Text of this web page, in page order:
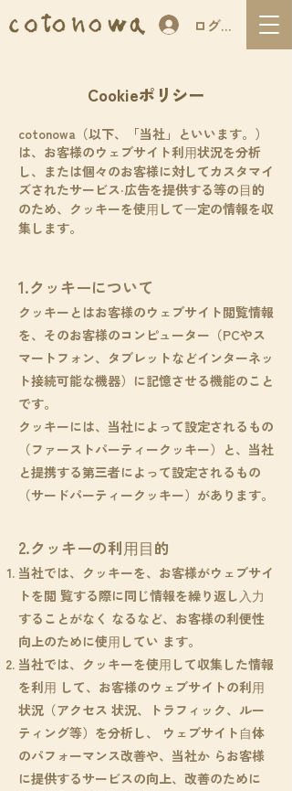
ログイン
Cookieポリシー
cotonowa（以下、「当社」といいます。）
は、お客様のウェブサイト利⽤状況を分析
し、または個々のお客様に対してカスタマイ
ズされたサービス‧広告を提供する等の⽬的
のため、クッキーを使⽤して⼀定の情報を収
集します。
1.クッキーについて
クッキーとはお客様のウェブサイト閲覧情報
を、そのお客様のコンピューター（PCやス
マートフォン、タブレットなどインターネッ
ト接続可能な機器）に記憶させる機能のこと
です。
クッキーには、当社によって設定されるもの
（ファーストパーティークッキー）と、当社
と提携する第三者によって設定されるもの
（サードパーティークッキー）があります。
2.クッキーの利⽤⽬的
当社では、クッキーを、お客様がウェブサイ
トを閲 覧する際に同じ情報を繰り返し⼊⼒
することがなく なるなど、お客様の利便性
向上のために使⽤してい ます。
当社では、クッキーを使⽤して収集した情報
を利⽤ して、お客様のウェブサイトの利⽤
状況（アクセス 状況、トラフィック、ルー
ティング等）を分析し、 ウェブサイト⾃体
のパフォーマンス改善や、当社か らお客様
に提供するサービスの向上、改善のために